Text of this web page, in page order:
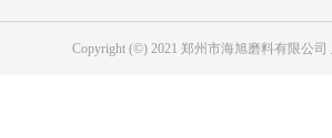
Copyright (©) 2021 郑州市海旭磨料有限